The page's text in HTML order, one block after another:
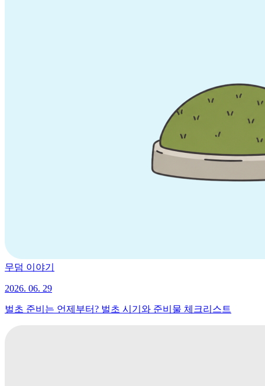
무덤 이야기
2026. 06. 29
벌초 준비는 언제부터? 벌초 시기와 준비물 체크리스트